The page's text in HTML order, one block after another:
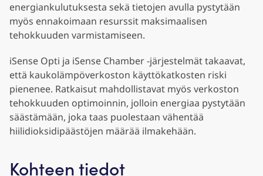
energiankulutuksesta sekä tietojen avulla pystytään
myös ennakoimaan resurssit maksimaalisen
tehokkuuden varmistamiseen.
iSense Opti ja iSense Chamber -järjestelmät takaavat,
että kaukolämpöverkoston käyttökatkosten riski
pienenee. Ratkaisut mahdollistavat myös verkoston
tehokkuuden optimoinnin, jolloin energiaa pystytään
säästämään, joka taas puolestaan vähentää
hiilidioksidipäästöjen määrää ilmakehään.
Kohteen tiedot